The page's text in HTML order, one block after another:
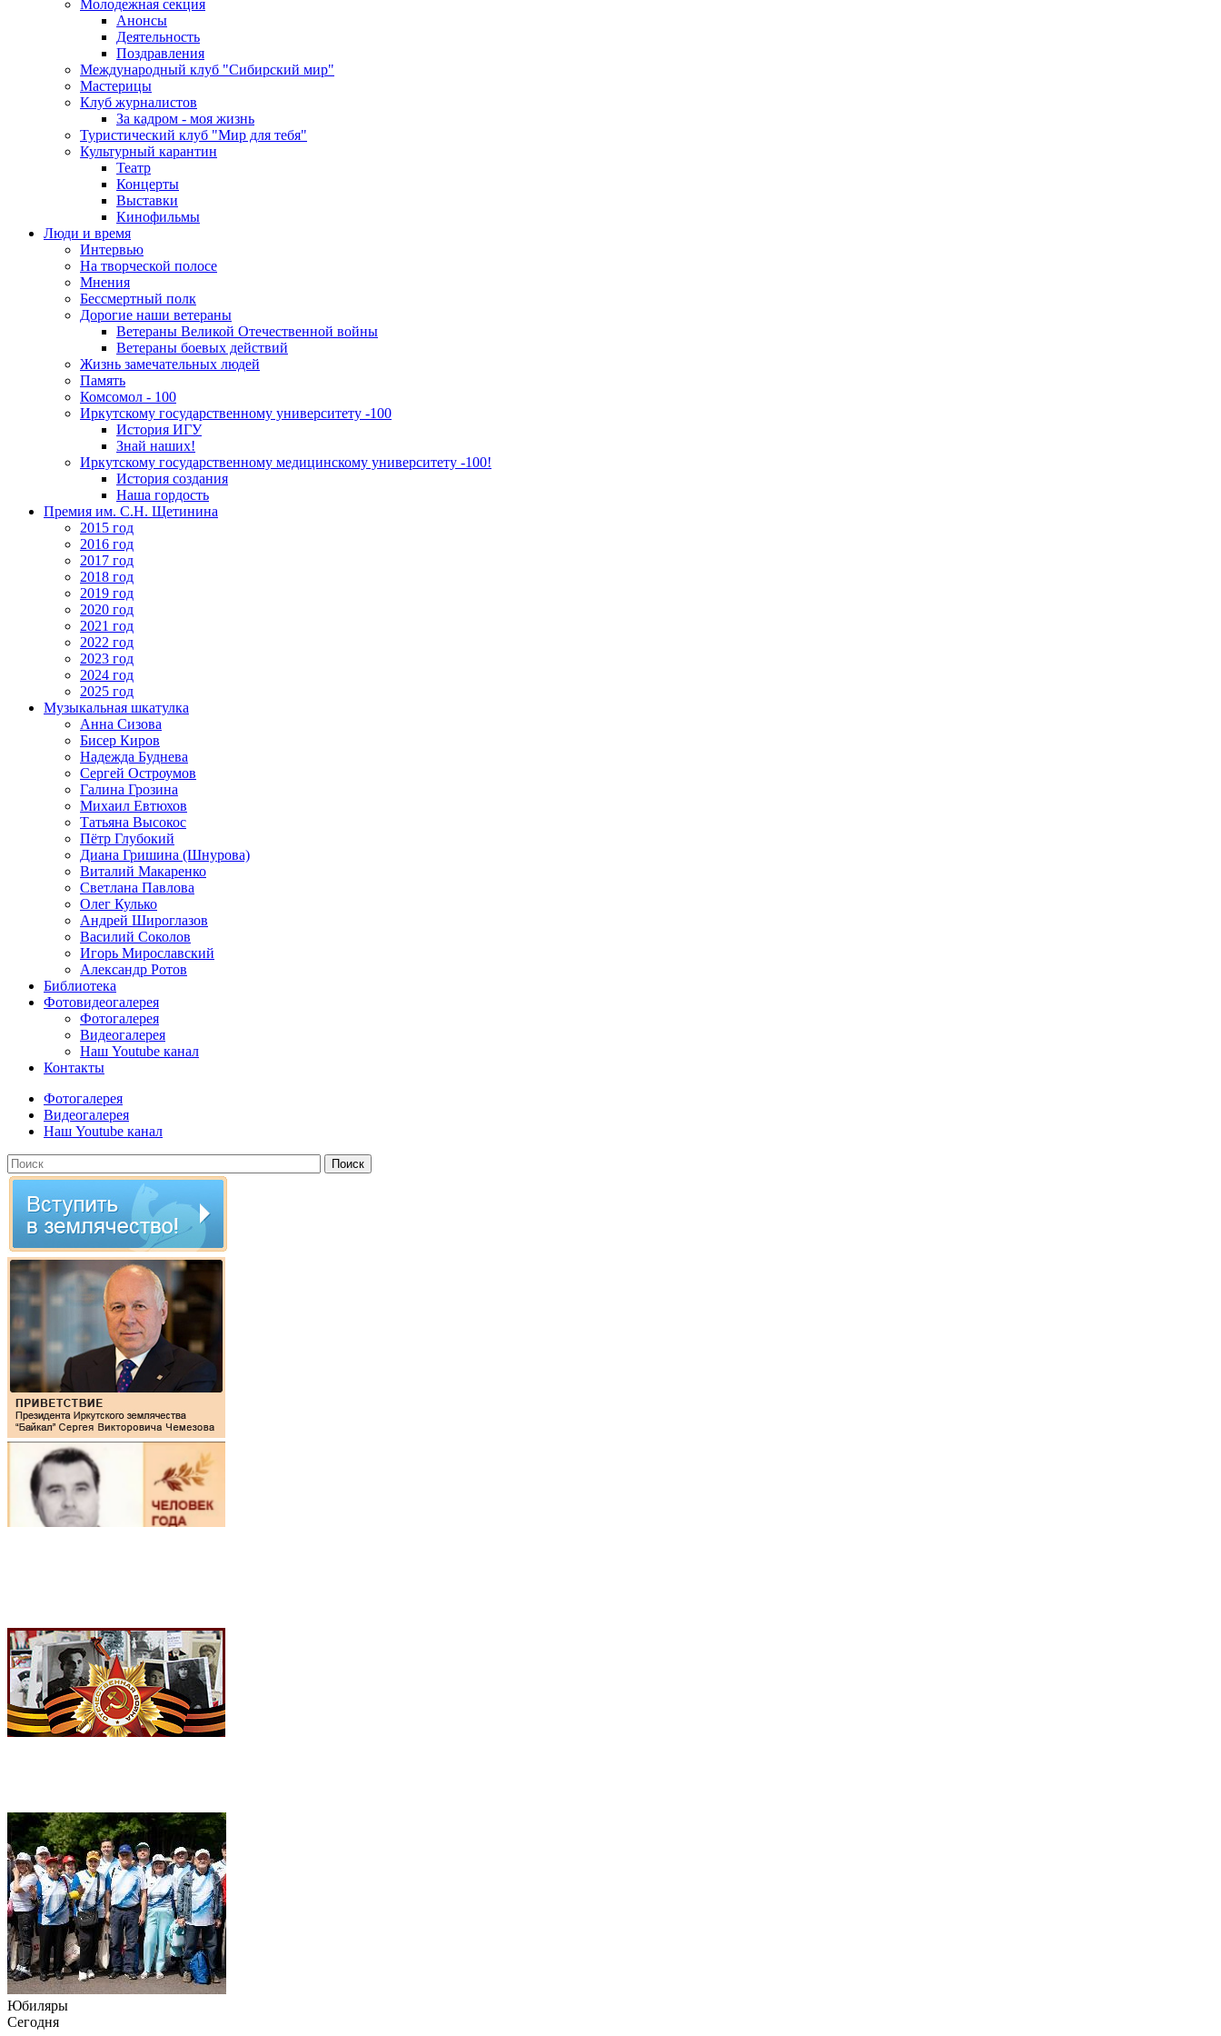
Молодежная секция
Анонсы
Деятельность
Поздравления
Международный клуб "Сибирский мир"
Мастерицы
Клуб журналистов
За кадром - моя жизнь
Туристический клуб "Мир для тебя"
Культурный карантин
Театр
Концерты
Выставки
Кинофильмы
Люди и время
Интервью
На творческой полосе
Мнения
Бессмертный полк
Дорогие наши ветераны
Ветераны Великой Отечественной войны
Ветераны боевых действий
Жизнь замечательных людей
Память
Комсомол - 100
Иркутскому государственному университету -100
История ИГУ
Знай наших!
Иркутскому государственному медицинскому университету -100!
История создания
Наша гордость
Премия им. С.Н. Щетинина
2015 год
2016 год
2017 год
2018 год
2019 год
2020 год
2021 год
2022 год
2023 год
2024 год
2025 год
Музыкальная шкатулка
Анна Сизова
Бисер Киров
Надежда Буднева
Сергей Остроумов
Галина Грозина
Михаил Евтюхов
Татьяна Высокос
Пётр Глубокий
Диана Гришина (Шнурова)
Виталий Макаренко
Светлана Павлова
Олег Кулько
Андрей Широглазов
Василий Соколов
Игорь Мирославский
Александр Ротов
Библиотека
Фотовидеогалерея
Фотогалерея
Видеогалерея
Наш Youtube канал
Контакты
Фотогалерея
Видеогалерея
Наш Youtube канал
Юбиляры
Сегодня